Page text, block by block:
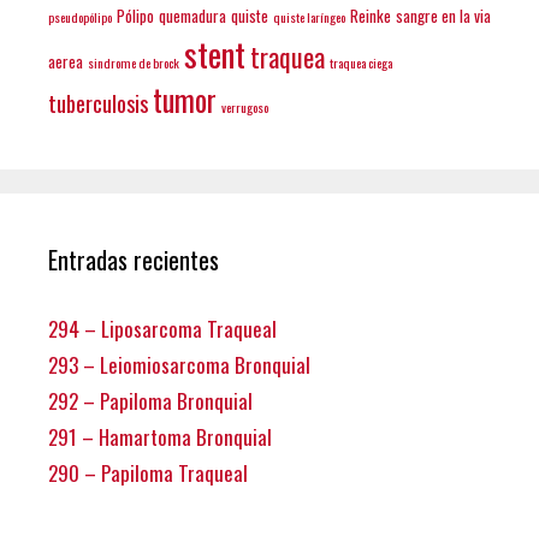
pseudopólipo Pólipo quemadura quiste quiste laríngeo Reinke sangre en la via
aerea sindrome de brock stenttraquea traquea ciega
tuberculosistumor verrugoso
Entradas recientes
294 – Liposarcoma Traqueal
293 – Leiomiosarcoma Bronquial
292 – Papiloma Bronquial
291 – Hamartoma Bronquial
290 – Papiloma Traqueal